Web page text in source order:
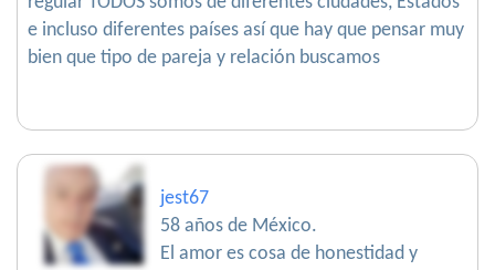
e incluso diferentes países así que hay que pensar muy
bien que tipo de pareja y relación buscamos
jest67
58 años de México.
El amor es cosa de honestidad y